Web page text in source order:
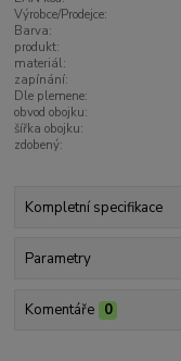
Výrobce/Prodejce:
Barva:
produkt:
materiál:
zapínání:
Dle plemene:
obvod obojku:
šířka obojku:
zdobený:
Kompletní specifikace
Parametry
Komentáře 0